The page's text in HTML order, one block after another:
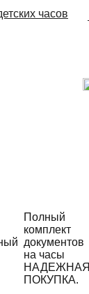
Полный
комплект
документов
на часы
НАДЕЖНАЯ
ПОКУПКА.